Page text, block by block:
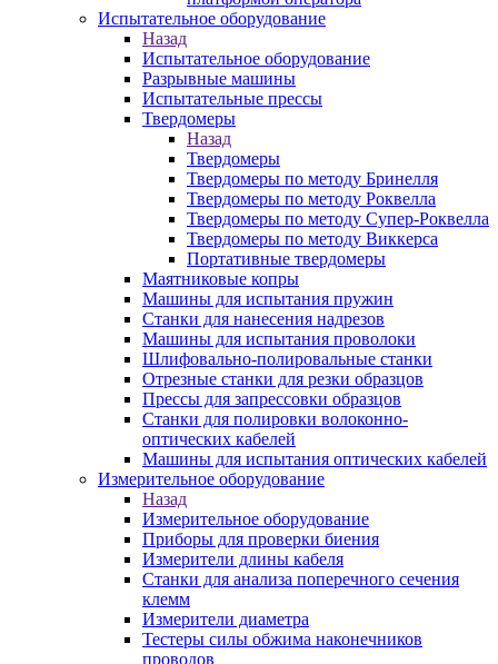
Испытательное оборудование
Назад
Испытательное оборудование
Разрывные машины
Испытательные прессы
Твердомеры
Назад
Твердомеры
Твердомеры по методу Бринелля
Твердомеры по методу Роквелла
Твердомеры по методу Супер-Роквелла
Твердомеры по методу Виккерса
Портативные твердомеры
Маятниковые копры
Машины для испытания пружин
Станки для нанесения надрезов
Машины для испытания проволоки
Шлифовально-полировальные станки
Отрезные станки для резки образцов
Прессы для запрессовки образцов
Станки для полировки волоконно-
оптических кабелей
Машины для испытания оптических кабелей
Измерительное оборудование
Назад
Измерительное оборудование
Приборы для проверки биения
Измерители длины кабеля
Станки для анализа поперечного сечения
клемм
Измерители диаметра
Тестеры силы обжима наконечников
проводов